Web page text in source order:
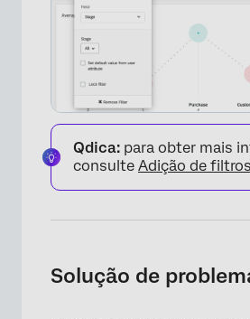
Qdica: para obter mais
consulte Adição de
Solução de